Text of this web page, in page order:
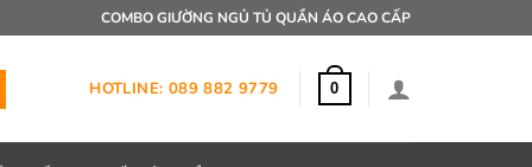
COMBO GIƯỜNG NGỦ TỦ QUẦN ÁO CAO CẤP
HOTLINE: 089 882 9779 0